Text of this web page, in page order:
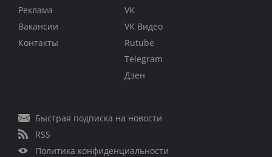
Реклама
Вакансии
Контакты
VK
VK Видео
Rutube
Telegram
Дзен
Быстрая подписка на новости
RSS
Политика конфиденциальности